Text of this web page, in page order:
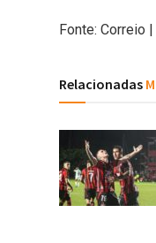
Fonte: Correio
Relacionadas